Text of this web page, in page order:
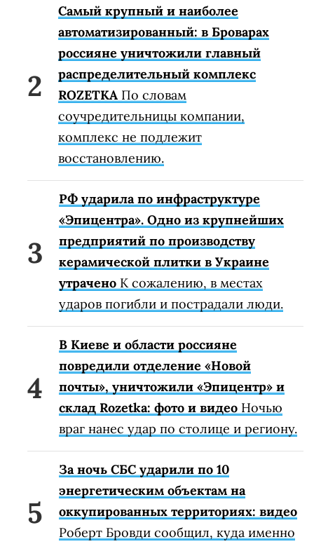
Самый крупный и наиболее
автоматизированный: в Броварах
россияне уничтожили главный
распределительный комплекс
ROZETKA По словам
соучредительницы компании,
комплекс не подлежит
восстановлению.
РФ ударила по инфраструктуре
«Эпицентра». Одно из крупнейших
предприятий по производству
керамической плитки в Украине
утрачено К сожалению, в местах
ударов погибли и пострадали люди.
В Киеве и области россияне
повредили отделение «Новой
почты», уничтожили «Эпицентр» и
склад Rozetka: фото и видео Ночью
враг нанес удар по столице и региону.
За ночь СБС ударили по 10
энергетическим объектам на
оккупированных территориях: видео
Роберт Бровди сообщил, куда именно